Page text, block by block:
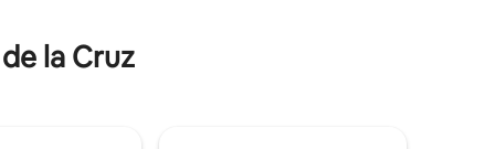
keterhunian #.
la Cruz